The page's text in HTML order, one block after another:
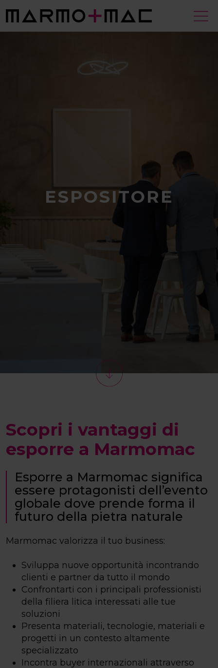
ESPOSITORE
Scopri i vantaggi di
esporre a Marmomac
Esporre a Marmomac significa
essere protagonisti dell’evento
globale dove prende forma il
futuro della pietra naturale
Marmomac valorizza il tuo business:
Sviluppa nuove opportunità incontrando
clienti e partner da tutto il mondo
Confrontarti con i principali professionisti
della filiera litica interessati alle tue
soluzioni
Presenta materiali, tecnologie, materiali e
progetti in un contesto altamente
specializzato
Incontra buyer internazionali attraverso